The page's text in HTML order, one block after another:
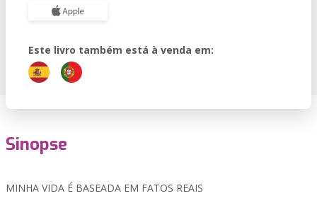
Este livro também está à venda em:
Sinopse
MINHA VIDA É BASEADA EM FATOS REAIS